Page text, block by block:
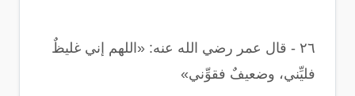
٢٦ - قال عمر رضي الله عنه: «اللهم إني غليظٌ
فليِّني، وضعيفٌ فقوِّني»